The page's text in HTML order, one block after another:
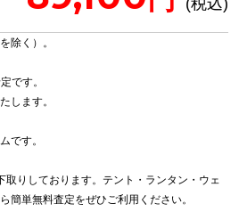
除く）。
です。
します。
です。
取りしております。テント・ランタン・ウェ
簡単無料査定をぜひご利用ください。